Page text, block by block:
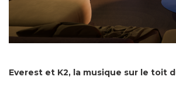
Everest et K2, la musique sur le toit